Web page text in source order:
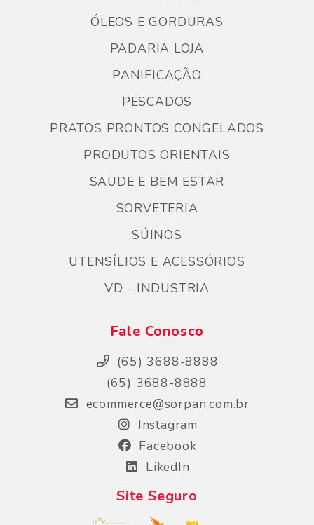
ÓLEOS E GORDURAS
PADARIA LOJA
PANIFICAÇÃO
PESCADOS
PRATOS PRONTOS CONGELADOS
PRODUTOS ORIENTAIS
SAUDE E BEM ESTAR
SORVETERIA
SÚINOS
UTENSÍLIOS E ACESSÓRIOS
VD - INDUSTRIA
Fale Conosco
(65) 3688-8888
(65) 3688-8888
ecommerce@sorpan.com.br
Instagram
Facebook
LikedIn
Site Seguro